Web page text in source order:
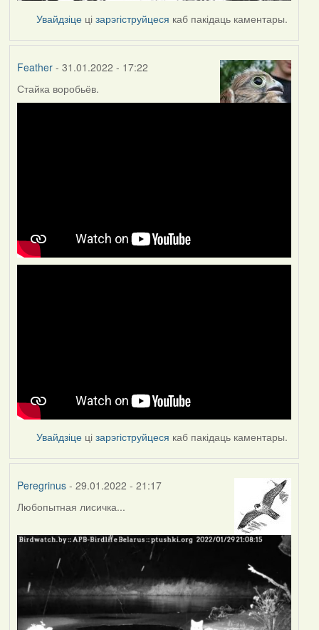
Увайдзіце цізарэгіструйцеся каб пакідаць каментары.
Feather- 31.01.2022 - 17:22
Стайка воробьёв.
Увайдзіце цізарэгіструйцеся каб пакідаць каментары.
Peregrinus- 29.01.2022 - 21:17
Любопытная лисичка...